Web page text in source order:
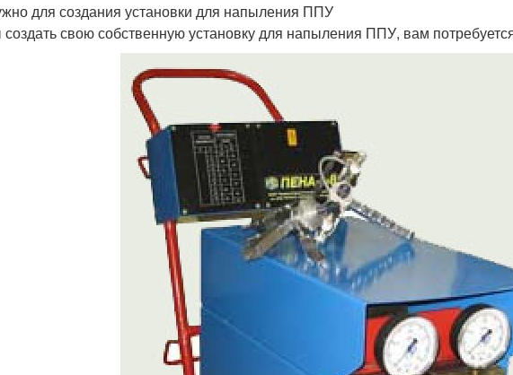
для создания установки для напыления ППУ
свою собственную установку для напыления ППУ, вам